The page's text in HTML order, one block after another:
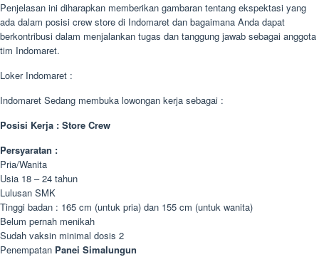
Penjelasan ini diharapkan memberikan gambaran tentang ekspektasi yang
ada dalam posisi crew store di Indomaret dan bagaimana Anda dapat
berkontribusi dalam menjalankan tugas dan tanggung jawab sebagai anggota
tim Indomaret.
Loker Indomaret :
Indomaret Sedang membuka lowongan kerja sebagai :
Posisi Kerja : Store Crew
Persyaratan :
Pria/Wanita
Usia 18 – 24 tahun
Lulusan SMK
Tinggi badan : 165 cm (untuk pria) dan 155 cm (untuk wanita)
Belum pernah menikah
Sudah vaksin minimal dosis 2
Penempatan Panei Simalungun